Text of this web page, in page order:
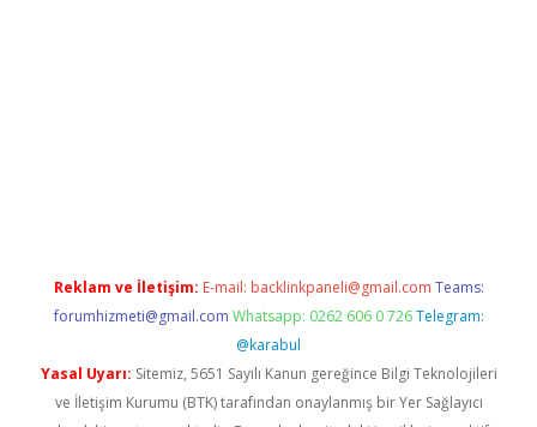
Reklam ve İletişim: E-mail: backlinkpaneli@gmail.com Teams:
forumhizmeti@gmail.com Whatsapp: 0262 606 0 726 Telegram:
@karabul
Yasal Uyarı: Sitemiz, 5651 Sayılı Kanun gereğince Bilgi Teknolojileri
ve İletişim Kurumu (BTK) tarafından onaylanmış bir Yer Sağlayıcı